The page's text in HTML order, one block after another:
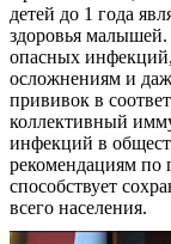
детей до 1 года
здоровья
опасных
осложнениям и
прививок в
коллективный
инфекций в
рекомендациям по
способствует
всего населения.